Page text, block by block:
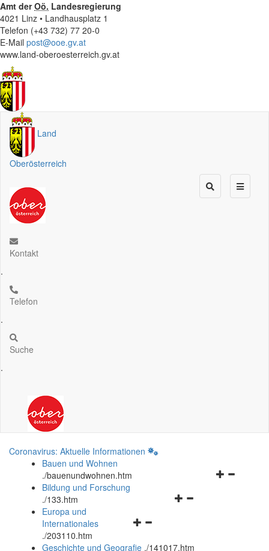
Amt derOö. Landesregierung
4021 Linz • Landhausplatz 1
Telefon (+43 732) 77 20-0
E-Mail post@ooe.gv.at
www.land-oberoesterreich.gv.at
Land
Oberösterreich
Kontakt
.
Telefon
.
Suche
.
Coronavirus: Aktuelle Informationen
Bauen und Wohnen
./bauenundwohnen.htm
Navigationsmenü
Bildung und Forschung
./133.htm
Navigationsmenü
und
Europa und
Internationales
./203110.htm
Geschichte und Geografie ./141017.htm